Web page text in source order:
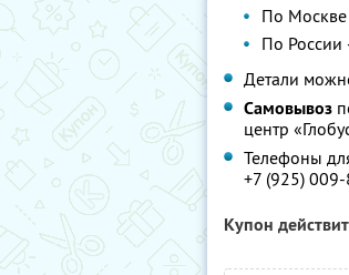
По
По России
Детали
Самовывоз
центр
Телефоны
+7 (925)
Купон